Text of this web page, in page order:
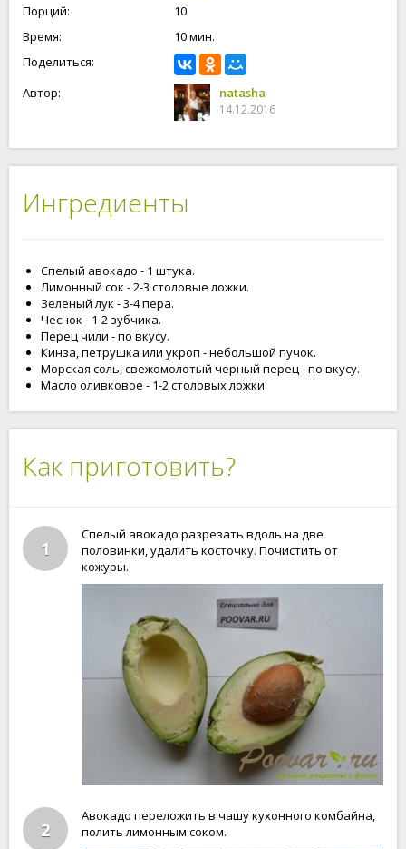
Порций:
10
Время:
10 мин.
Поделиться:
Автор:
natasha
14.12.2016
Ингредиенты
Спелый авокадо - 1 штука.
Лимонный сок - 2-3 столовые ложки.
Зеленый лук - 3-4 пера.
Чеснок - 1-2 зубчика.
Перец чили - по вкусу.
Кинза, петрушка или укроп - небольшой пучок.
Морская соль, свежомолотый черный перец - по вкусу.
Масло оливковое - 1-2 столовых ложки.
Как приготовить?
1
Спелый авокадо разрезать вдоль на две
половинки, удалить косточку. Почистить от
кожуры.
2
Авокадо переложить в чашу кухонного комбайна,
полить лимонным соком.